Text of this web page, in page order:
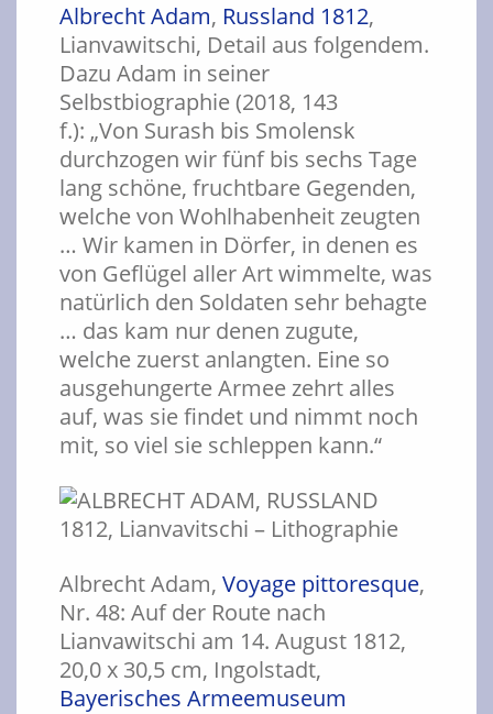
Albrecht Adam, Russland 1812,
Lianvawitschi, Detail aus folgendem.
Dazu Adam in seiner
Selbstbiographie (2018, 143
f.): „Von Surash bis Smolensk
durchzogen wir fünf bis sechs Tage
lang schöne, fruchtbare Gegenden,
welche von Wohlhabenheit zeugten
… Wir kamen in Dörfer, in denen es
von Geflügel aller Art wimmelte, was
natürlich den Soldaten sehr behagte
… das kam nur denen zugute,
welche zuerst anlangten. Eine so
ausgehungerte Armee zehrt alles
auf, was sie findet und nimmt noch
mit, so viel sie schleppen kann.“
Albrecht Adam, Voyage pittoresque,
Nr. 48: Auf der Route nach
Lianvawitschi am 14. August 1812,
20,0 x 30,5 cm, Ingolstadt,
Bayerisches Armeemuseum